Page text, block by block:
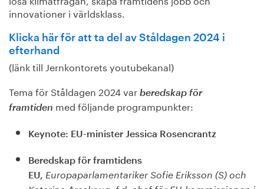
innovationer i världsklass.
Klicka här för att ta del av Ståldagen 2024 i
efterhand
(länk till Jernkontorets youtubekanal)
Tema för Ståldagen 2024 var beredskap för
framtiden med följande programpunkter:
Keynote: EU-minister Jessica Rosencrantz
Beredskap för framtidens
EU, Europaparlamentariker Sofie Eriksson (S) och